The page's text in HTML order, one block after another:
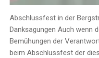
Abschlussfest in der
Danksagungen Auch wenn
Bemühungen der
beim Abschlussfest der